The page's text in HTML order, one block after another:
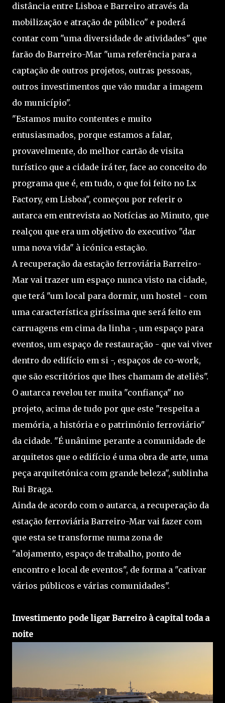
distância entre Lisboa e Barreiro através da
mobilização e atração de público" e poderá
contar com "uma diversidade de atividades" que
farão do Barreiro-Mar "uma referência para a
captação de outros projetos, outras pessoas,
outros investimentos que vão mudar a imagem
do município".
"Estamos muito contentes e muito
entusiasmados, porque estamos a falar,
provavelmente, do melhor cartão de visita
turístico que a cidade irá ter, face ao conceito do
programa que é, em tudo, o que foi feito no Lx
Factory, em Lisboa", começou por referir o
autarca em entrevista ao Notícias ao Minuto, que
realçou que era um objetivo do executivo "dar
uma nova vida" à icónica estação.
A recuperação da estação ferroviária Barreiro-
Mar vai trazer um espaço nunca visto na cidade,
que terá "um local para dormir, um hostel - com
uma característica giríssima que será feito em
carruagens em cima da linha -, um espaço para
eventos, um espaço de restauração - que vai viver
dentro do edifício em si -, espaços de co-work,
que são escritórios que lhes chamam de ateliês".
O autarca revelou ter muita "confiança" no
projeto, acima de tudo por que este "respeita a
memória, a história e o património ferroviário"
da cidade. "É unânime perante a comunidade de
arquitetos que o edifício é uma obra de arte, uma
peça arquitetónica com grande beleza", sublinha
Rui Braga.
Ainda de acordo com o autarca, a recuperação da
estação ferroviária Barreiro-Mar vai fazer com
que esta se transforme numa zona de
"alojamento, espaço de trabalho, ponto de
encontro e local de eventos", de forma a "cativar
vários públicos e várias comunidades".
Investimento pode ligar Barreiro à capital toda a
noite